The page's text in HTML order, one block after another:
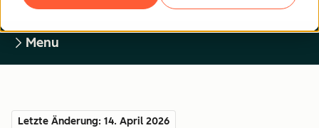
Menu
Letzte Änderung: 14. April 2026